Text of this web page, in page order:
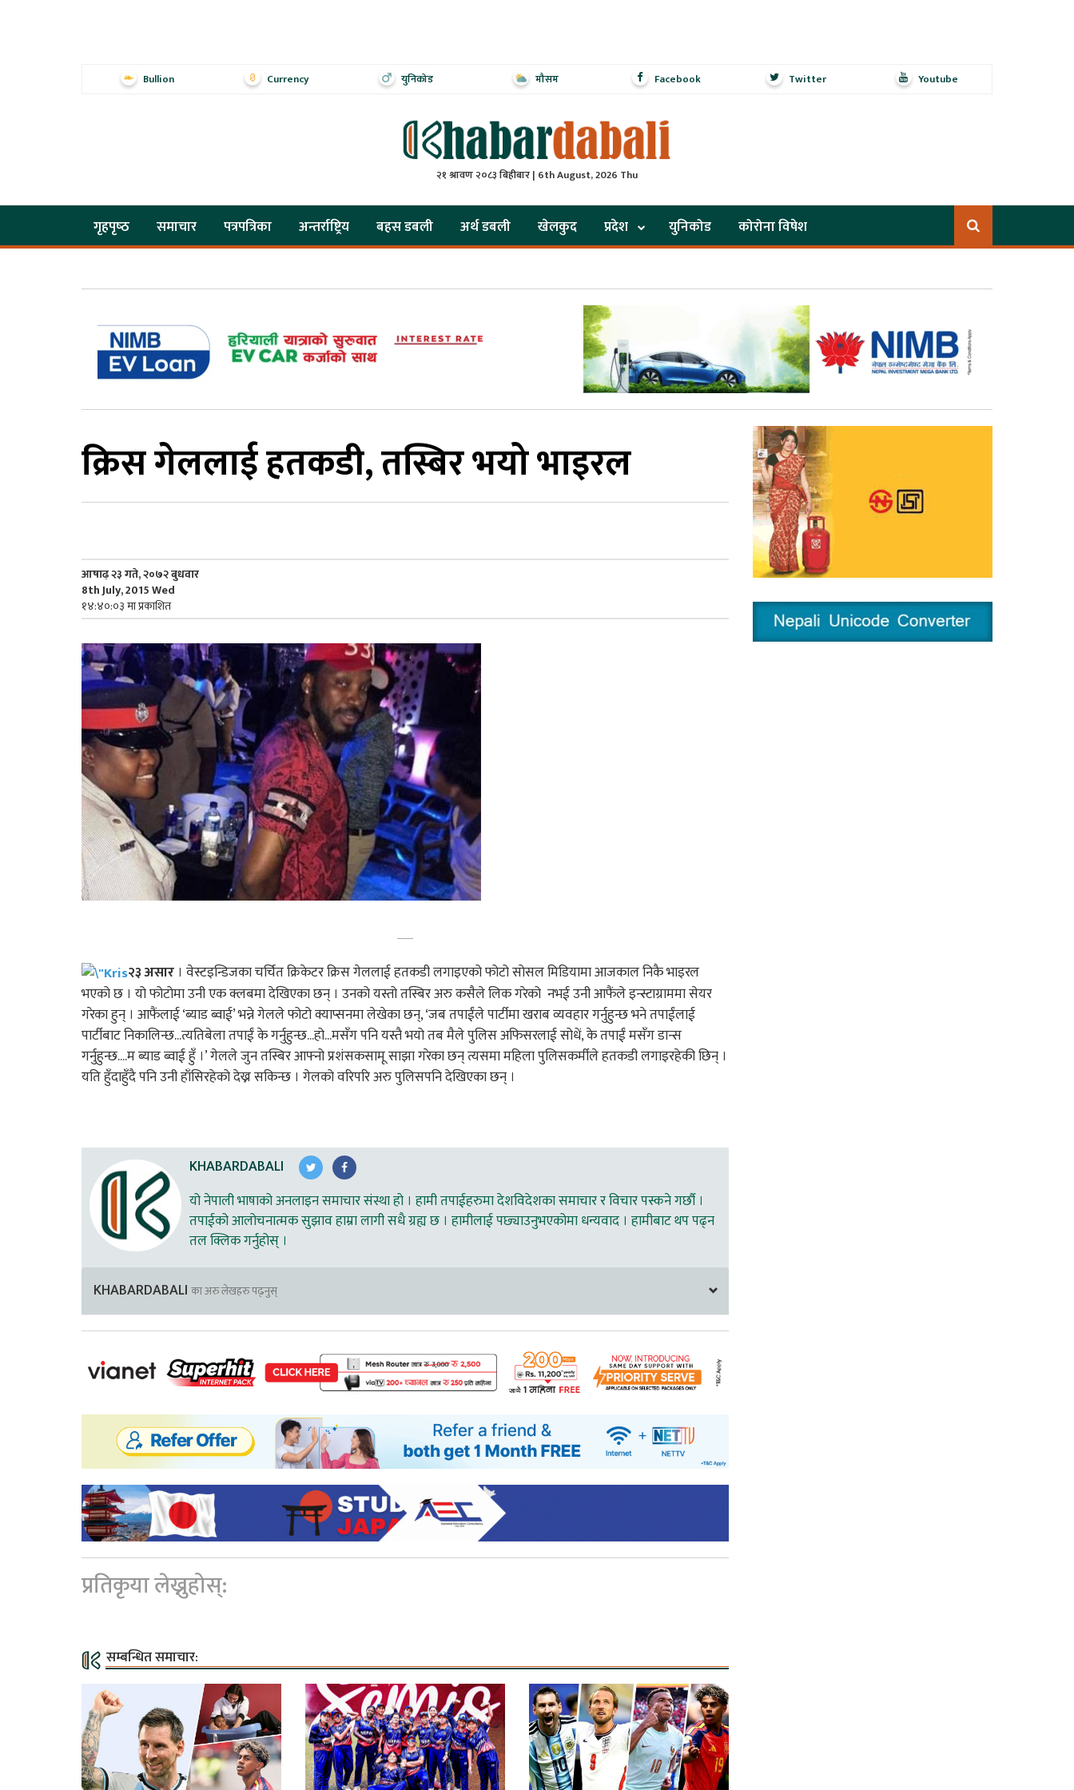
Bullion Currency युनिकोड मौसम Facebook Twitter Youtube
२१ श्रावण २०८३ बिहीबार | 6th August, 2026 Thu
गृहपृष्‍ठ समाचार पत्रपत्रिका अन्तर्राष्ट्रिय बहस डबली अर्थ डबली खेलकुद प्रदेश युनिकोड कोरोना विषेश
क्रिस गेललाई हतकडी, तस्बिर भयो भाइरल
आषाढ़ २३ गते, २०७२ बुधवार
8th July, 2015 Wed
१४:४०:०३ मा प्रकाशित
२३ असार । वेस्टइन्डिजका चर्चित क्रिकेटर क्रिस गेललाई हतकडी लगाइएको फोटो सोसल मिडियामा आजकाल निकै भाइरल
भएको छ । यो फोटोमा उनी एक क्लबमा देखिएका छन् । उनको यस्तो तस्बिर अरु कसैले लिक गरेको नभई उनी आफैंले इन्स्टाग्राममा सेयर
गरेका हुन् । आफैंलाई ‘ब्याड ब्वाई’ भन्ने गेलले फोटो क्याप्सनमा लेखेका छन्, ‘जब तपाईंले पार्टीमा खराब व्यवहार गर्नुहुन्छ भने तपाईंलाई
पार्टीबाट निकालिन्छ...त्यतिबेला तपाईं के गर्नुहुन्छ...हो...मसँग पनि यस्तै भयो तब मैले पुलिस अफिसरलाई सोधें, के तपाईं मसँग डान्स
गर्नुहुन्छ....म ब्याड ब्वाई हुँ ।’ गेलले जुन तस्बिर आफ्नो प्रशंसकसामू साझा गरेका छन् त्यसमा महिला पुलिसकर्मीले हतकडी लगाइरहेकी छिन् ।
यति हुँदाहुँदै पनि उनी हाँसिरहेको देख्न सकिन्छ । गेलको वरिपरि अरु पुलिसपनि देखिएका छन् ।
KHABARDABALI
यो नेपाली भाषाको अनलाइन समाचार संस्था हो । हामी तपाईहरुमा देशविदेशका समाचार र विचार पस्कने गर्छौ ।
तपाईको आलोचनात्मक सुझाव हाम्रा लागी सधै ग्रह्य छ । हामीलाई पछ्याउनुभएकोमा धन्यवाद । हामीबाट थप पढ्न
तल क्लिक गर्नुहोस् ।
KHABARDABALI का अरु लेखहरु पढ्नुस्
प्रतिकृया लेख्नुहोस्:
सम्बन्धित समाचार: